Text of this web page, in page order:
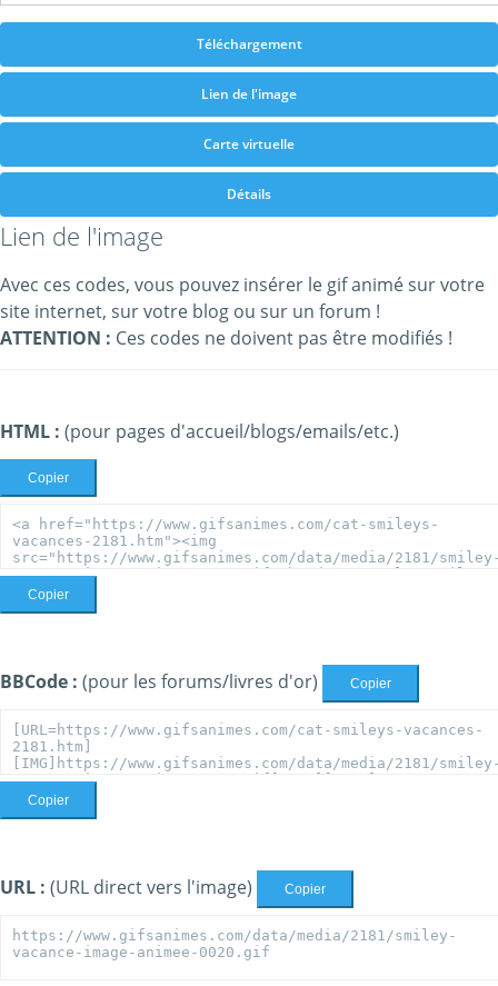
Téléchargement
Lien de l'image
Carte virtuelle
Détails
Lien de l'image
Avec ces codes, vous pouvez insérer le gif animé sur votre
site internet, sur votre blog ou sur un forum !
ATTENTION : Ces codes ne doivent pas être modifiés !
HTML : (pour pages d'accueil/blogs/emails/etc.)
Copier
Copier
BBCode : (pour les forums/livres d'or) Copier
Copier
URL : (URL direct vers l'image) Copier